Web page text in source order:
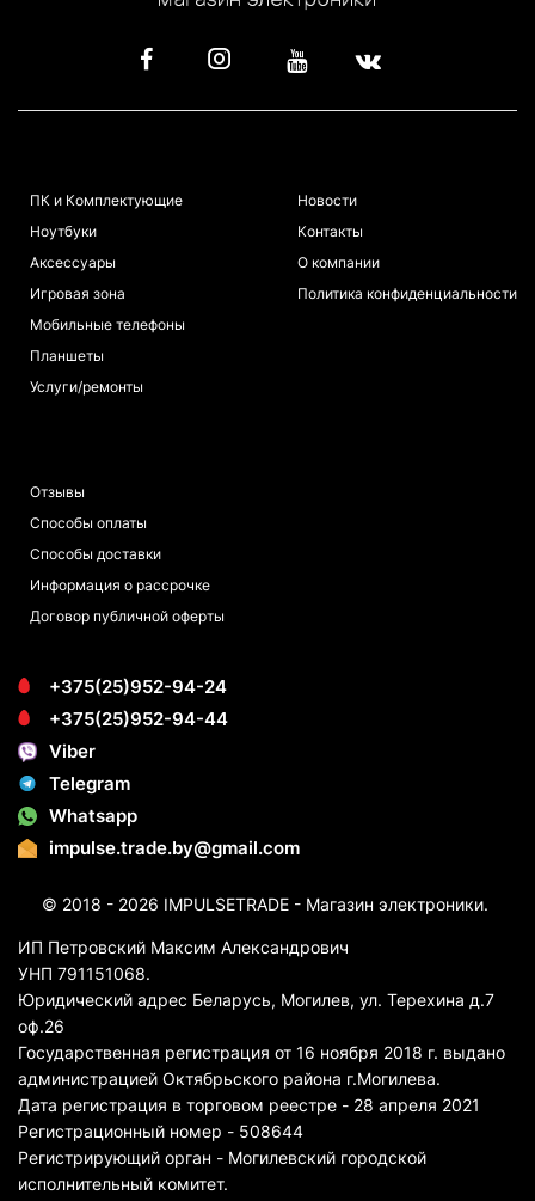
ПК и Комплектующие
Ноутбуки
Аксессуары
Игровая зона
Мобильные телефоны
Планшеты
Услуги/ремонты
Новости
Контакты
О компании
Политика конфиденциальности
Отзывы
Способы оплаты
Способы доставки
Информация о рассрочке
Договор публичной оферты
+375(25)952-94-24
+375(25)952-94-44
Viber
Telegram
Whatsapp
impulse.trade.by@gmail.com
© 2018 - 2026 IMPULSETRADE - Магазин электроники.
ИП Петровский Максим Александрович
УНП 791151068.
Юридический адрес Беларусь, Могилев, ул. Терехина д.7
оф.26
Государственная регистрация от 16 ноября 2018 г. выдано
администрацией Октябрьского района г.Могилева.
Дата регистрация в торговом реестре - 28 апреля 2021
Регистрационный номер - 508644
Регистрирующий орган - Могилевский городской
исполнительный комитет.